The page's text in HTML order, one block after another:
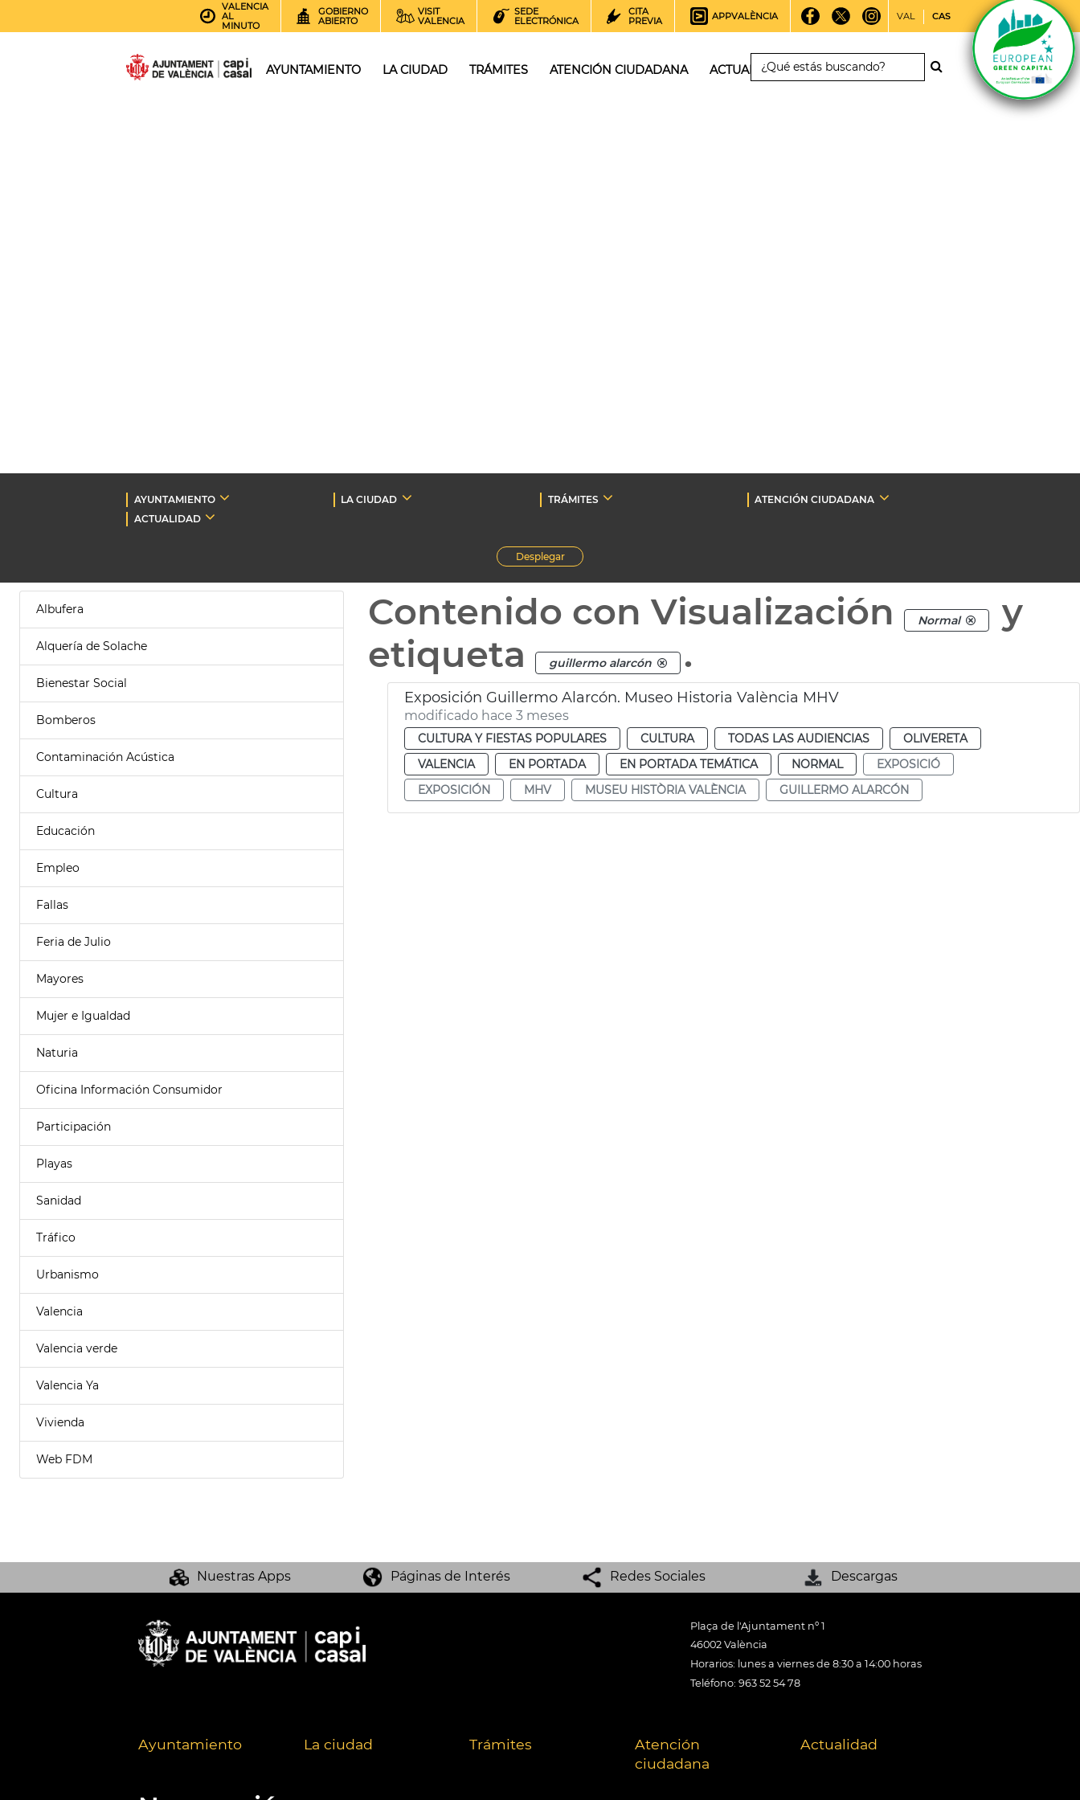
VALENCIA
AL
MINUTO
GOBIERNO
ABIERTO
VISIT
VALENCIA
SEDE
ELECTRÓNICA
CITA
PREVIA
APPVALÈNCIA VAL CAS
AYUNTAMIENTO LA CIUDAD TRÁMITES ATENCIÓN CIUDADANA ACTUALIDAD
AYUNTAMIENTO LA CIUDAD TRÁMITES
ATENCIÓN CIUDADANA
ACTUALIDAD
Desplegar
Albufera
Alquería de Solache
Bienestar Social
Bomberos
Contaminación Acústica
Cultura
Educación
Empleo
Fallas
Feria de Julio
Mayores
Mujer e Igualdad
Naturia
Oficina Información Consumidor
Participación
Playas
Sanidad
Tráfico
Urbanismo
Valencia
Valencia verde
Valencia Ya
Vivienda
Web FDM
Contenido con Visualización Normal
y
etiqueta
guillermo alarcón .
Exposición Guillermo Alarcón. Museo Historia València MHV
modificado hace 3 meses
CULTURA Y FIESTAS POPULARES CULTURA TODAS LAS AUDIENCIAS
OLIVERETA
VALENCIA
EN PORTADA EN PORTADA TEMÁTICA NORMAL
EXPOSICIÓ
EXPOSICIÓN
MHV MUSEU HISTÒRIA VALÈNCIA GUILLERMO ALARCÓN
Nuestras Apps Páginas de Interés Redes Sociales Descargas
Plaça de l'Ajuntament nº 1
46002 València
Horarios: lunes a viernes de 8:30 a 14:00 horas
Teléfono: 963 52 54 78
Ayuntamiento La ciudad Trámites
Atención
ciudadana
Actualidad